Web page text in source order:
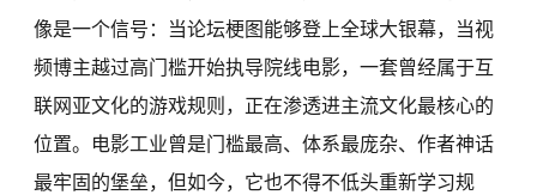
像是一个信号：当论坛梗图能够登上全球大银幕，当视
频博主越过高门槛开始执导院线电影，一套曾经属于互
联网亚文化的游戏规则，正在渗透进主流文化最核心的
位置。电影工业曾是门槛最高、体系最庞杂、作者神话
最牢固的堡垒，但如今，它也不得不低头重新学习规